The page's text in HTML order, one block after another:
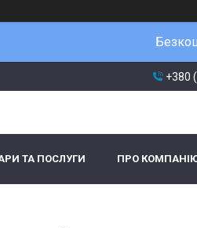
+380
ТА ПОСЛУГИ ПРО